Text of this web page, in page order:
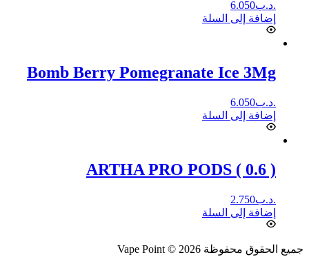
.د.ب6.050
إضافة إلى السلة
Bomb Berry Pomegranate Ice 3Mg
.د.ب6.050
إضافة إلى السلة
ARTHA PRO PODS ( 0.6 )
.د.ب2.750
إضافة إلى السلة
جميع الحقوق محفوظة Vape Point © 2026